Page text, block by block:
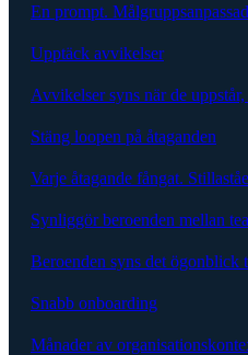
En prompt.
Upptäck avvikelser
Avvikelser syns när de
Stäng loopen på åtaganden
Varje åtagande fångat.
Synliggör beroenden mellan
Beroenden syns det ögonblick
Snabb onboarding
Månader av